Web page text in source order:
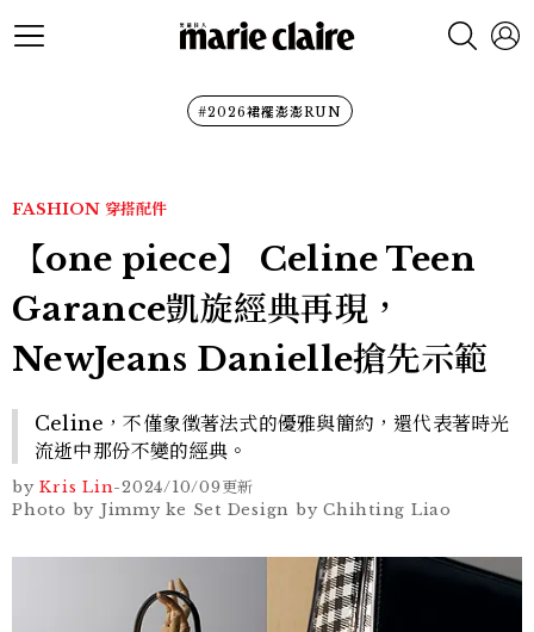
#2026裙襬澎澎RUN
FASHION 穿搭配件
【one piece】 Celine Teen
Garance凱旋經典再現，
NewJeans Danielle搶先示範
Celine，不僅象徵著法式的優雅與簡約，還代表著時光
流逝中那份不變的經典。
by Kris Lin-2024/10/09更新
Photo by Jimmy ke Set Design by Chihting Liao